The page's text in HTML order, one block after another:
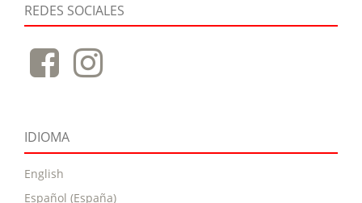
REDES SOCIALES
IDIOMA
English
Español (España)